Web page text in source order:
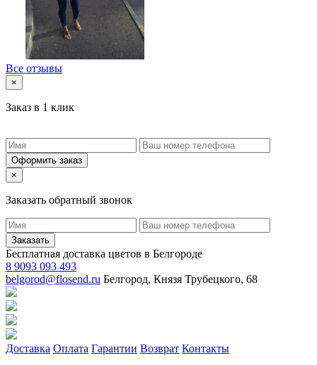
Все отзывы
×
Заказ в 1 клик
Оформить заказ
×
Заказать обратный звонок
Заказать
Бесплатная доставка цветов в Белгороде
8 9093 093 493
belgorod@flosend.ru Белгород, Князя Трубецкого, 68
Доставка Оплата Гарантии Возврат Контакты